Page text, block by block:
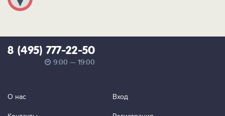
8 (495) 777-22-50
9:00 — 19:00
О нас Вход